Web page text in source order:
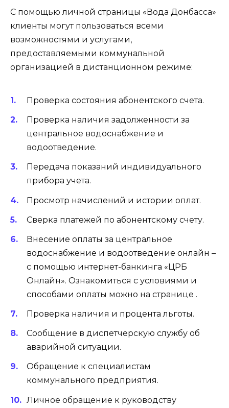
С помощью личной страницы «Вода Донбасса»
клиенты могут пользоваться всеми
возможностями и услугами,
предоставляемыми коммунальной
организацией в дистанционном режиме:
Проверка состояния абонентского счета.
Проверка наличия задолженности за
центральное водоснабжение и
водоотведение.
Передача показаний индивидуального
прибора учета.
Просмотр начислений и истории оплат.
Сверка платежей по абонентскому счету.
Внесение оплаты за центральное
водоснабжение и водоотведение онлайн –
с помощью интернет-банкинга «ЦРБ
Онлайн». Ознакомиться с условиями и
способами оплаты можно на странице .
Проверка наличия и процента льготы.
Сообщение в диспетчерскую службу об
аварийной ситуации.
Обращение к специалистам
коммунального предприятия.
Личное обращение к руководству